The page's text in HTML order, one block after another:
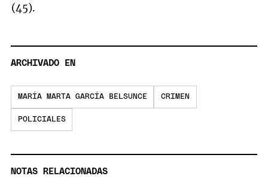
(45).
ARCHIVADO EN
MARÍA MARTA GARCÍA BELSUNCE CRIMEN
POLICIALES
NOTAS RELACIONADAS